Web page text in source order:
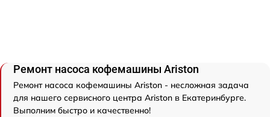
Ремонт насоса кофемашины Ariston
Ремонт насоса кофемашины Ariston - несложная задача
для нашего сервисного центра Ariston в Екатеринбурге.
Выполним быстро и качественно!